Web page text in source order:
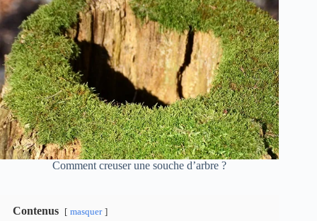
Comment creuser une souche d’arbre ?
Contenus masquer